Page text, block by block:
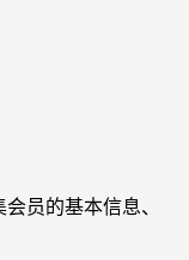
员的基本信息、